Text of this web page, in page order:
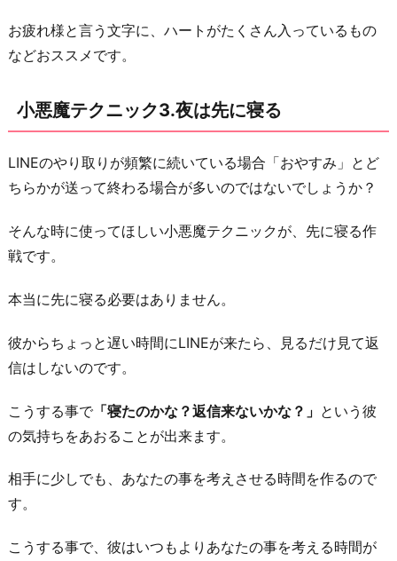
魔
テ
ニ
ッ
4.
既
読
を
け
無
視
て
み
る
魔
お疲れ様と言う文字に、ハートがたくさん入っているもの
などおススメです。
小悪魔テクニック3.夜は先に寝る
LINEのやり取りが頻繁に続いている場合「おやすみ」とど
ちらかが送って終わる場合が多いのではないでしょうか？
そんな時に使ってほしい小悪魔テクニックが、先に寝る作
戦です。
本当に先に寝る必要はありません。
彼からちょっと遅い時間にLINEが来たら、見るだけ見て返
信はしないのです。
こうする事で「寝たのかな？返信来ないかな？」 という彼
の気持ちをあおることが出来ます。
相手に少しでも、あなたの事を考えさせる時間を作るので
す。
こうする事で、彼はいつもよりあなたの事を考える時間が